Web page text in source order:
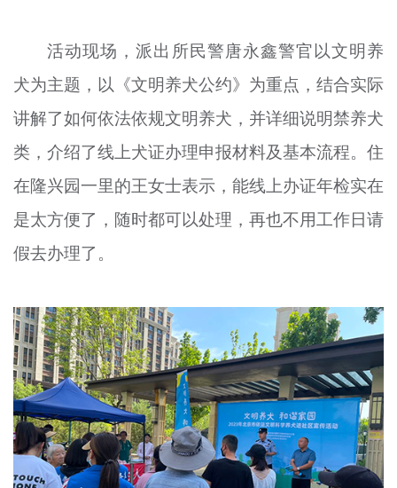
活动现场，派出所民警唐永鑫警官以文明养
犬为主题，以《文明养犬公约》为重点，结合实际
讲解了如何依法依规文明养犬，并详细说明禁养犬
类，介绍了线上犬证办理申报材料及基本流程。住
在隆兴园一里的王女士表示，能线上办证年检实在
是太方便了，随时都可以处理，再也不用工作日请
假去办理了。